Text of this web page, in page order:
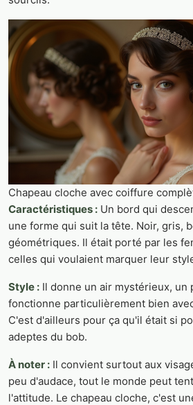
Chapeau cloche avec coiffure
Caractéristiques : Un bord qui
une forme qui suit la tête. Noir, gris,
géométriques. Il était porté par les
celles qui voulaient marquer leur
Style : Il donne un air mystérieux, un
fonctionne particulièrement bien
C'est d'ailleurs pour ça qu'il était si
adeptes du bob.
À noter : Il convient surtout aux
peu d'audace, tout le monde peut
l'attitude. Le chapeau cloche, c'est